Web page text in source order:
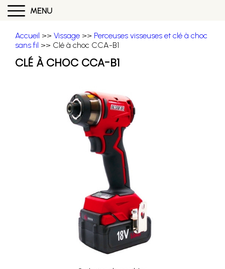
MENU
Accueil >> Vissage >> Perceuses visseuses et clé à choc
sans fil >> Clé à choc CCA-B1
CLÉ À CHOC CCA-B1